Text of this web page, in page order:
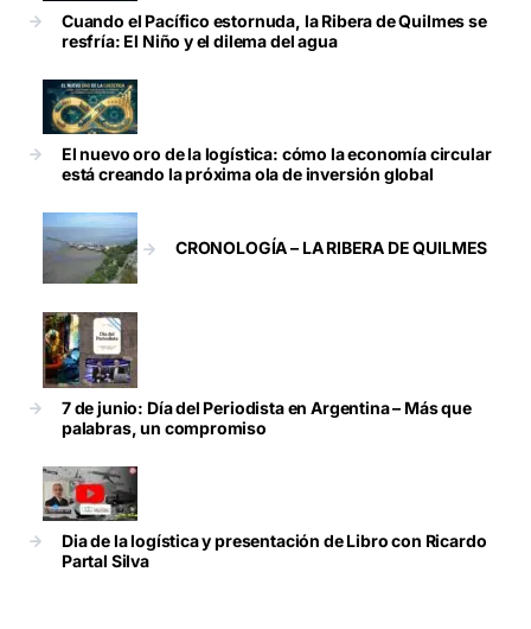
Cuando el Pacífico estornuda, la Ribera de Quilmes se
resfría: El Niño y el dilema del agua
El nuevo oro de la logística: cómo la economía circular
está creando la próxima ola de inversión global
CRONOLOGÍA – LA RIBERA DE QUILMES
7 de junio: Día del Periodista en Argentina – Más que
palabras, un compromiso
Dia de la logística y presentación de Libro con Ricardo
Partal Silva